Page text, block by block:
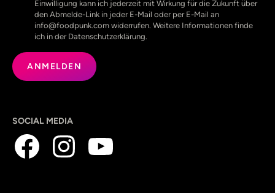
Einwilligung kann ich jederzeit mit Wirkung für die Zukunft über
den Abmelde-Link in jeder E-Mail oder per E-Mail an
info@foodpunk.com widerrufen. Weitere Informationen finde
ich in der Datenschutzerklärung.
SOCIAL MEDIA